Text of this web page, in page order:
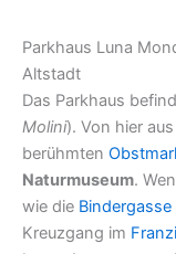
Parkhaus Luna
Altstadt
Das Parkhaus
Molini). Von hier
berühmten
Naturmuseum.
wie die Bindergasse
Kreuzgang im